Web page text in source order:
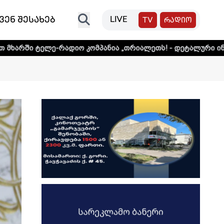
შესახებ LIVE TV რადიო
კომპანია „თრიალეთს! - დეტალური